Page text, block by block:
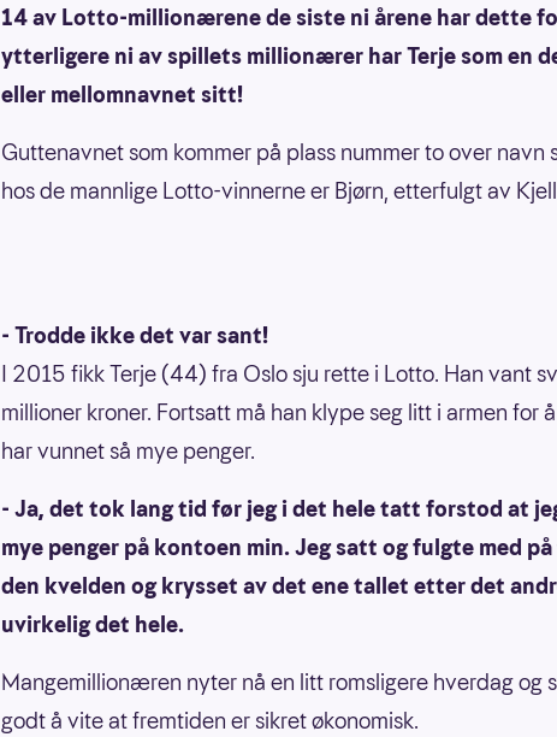
14 av Lotto-millionærene de siste ni årene har dette
ytterligere ni av spillets millionærer har Terje som en
eller mellomnavnet sitt!
Guttenavnet som kommer på plass nummer to over navn
hos de mannlige Lotto-vinnerne er Bjørn, etterfulgt av
- Trodde ikke det var sant!
I 2015 fikk Terje (44) fra Oslo sju rette i Lotto. Han vant
millioner kroner. Fortsatt må han klype seg litt i armen for
har vunnet så mye penger.
- Ja, det tok lang tid før jeg i det hele tatt forstod at
mye penger på kontoen min. Jeg satt og fulgte med
den kvelden og krysset av det ene tallet etter det
uvirkelig det hele.
Mangemillionæren nyter nå en litt romsligere hverdag og
godt å vite at fremtiden er sikret økonomisk.